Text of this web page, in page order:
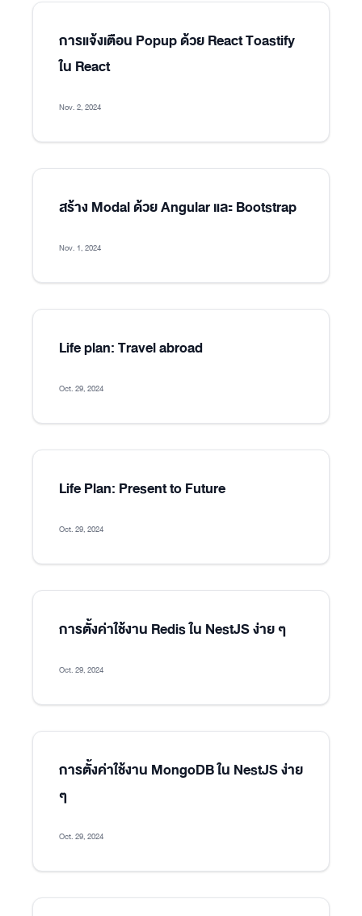
การแจ้งเตือน Popup ด้วย React Toastify
ใน React
Nov. 2, 2024
สร้าง Modal ด้วย Angular และ Bootstrap
Nov. 1, 2024
Life plan: Travel abroad
Oct. 29, 2024
Life Plan: Present to Future
Oct. 29, 2024
การตั้งค่าใช้งาน Redis ใน NestJS ง่าย ๆ
Oct. 29, 2024
การตั้งค่าใช้งาน MongoDB ใน NestJS ง่าย
ๆ
Oct. 29, 2024